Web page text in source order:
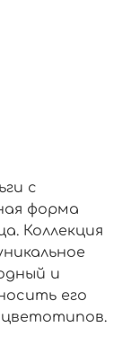
с
форма
Коллекция
и
его